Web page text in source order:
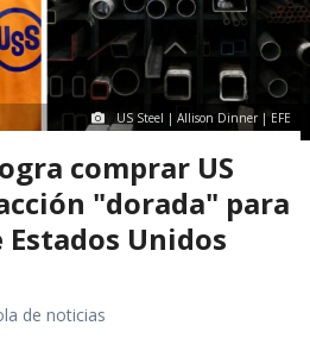
US Steel | Allison Dinner | EFE
comprar US
"dorada" para
Unidos
de noticias